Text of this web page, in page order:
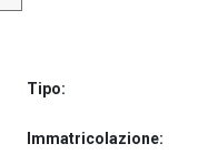
Tipo:
Immatricolazione: